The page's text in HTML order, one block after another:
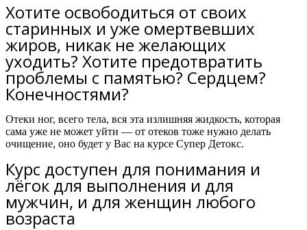
Хотите освободиться от своих
старинных и уже омертвевших
жиров, никак не желающих
уходить? Хотите предотвратить
проблемы с памятью? Сердцем?
Конечностями?
Отеки ног, всего тела, вся эта излишняя жидкость, которая
сама уже не может уйти — от отеков тоже нужно делать
очищение, оно будет у Вас на курсе Супер Детокс.
Курс доступен для понимания и
лёгок для выполнения и для
мужчин, и для женщин любого
возраста